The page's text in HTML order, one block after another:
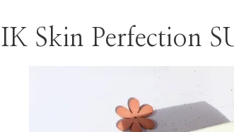
IK Skin Perfection